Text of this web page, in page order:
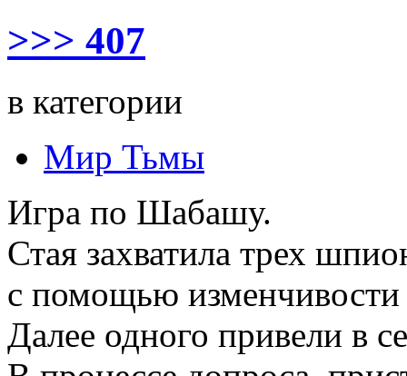
>>> 407
в категории
Мир Тьмы
Игра по Шабашу.
Стая захватила трех
с помощью изменчивости
Далее одного привели в